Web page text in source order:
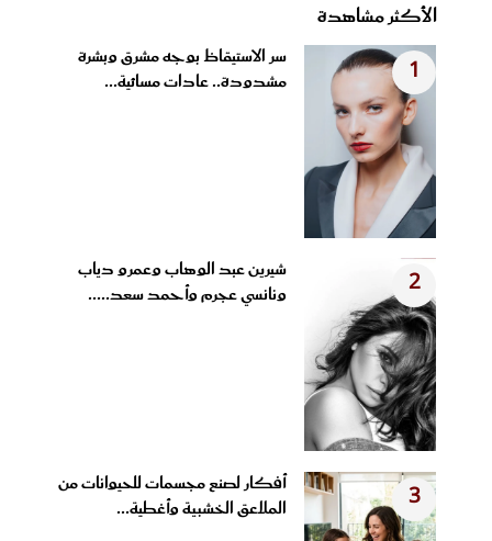
الأكثر مشاهدة
1
سر الاستيقاظ بوجه مشرق وبشرة
مشدودة.. عادات مسائية...
2
شيرين عبد الوهاب وعمرو دياب
ونانسي عجرم وأحمد سعد.....
3
أفكار لصنع مجسمات للحيوانات من
الملاعق الخشبية وأغطية...